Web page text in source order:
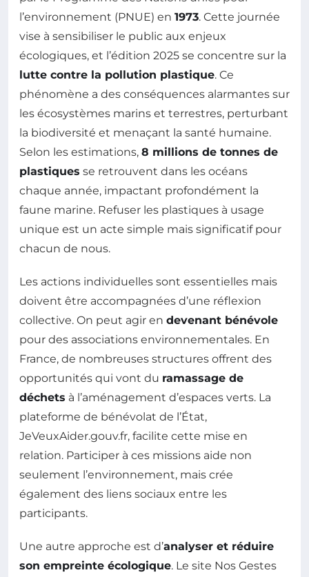
l’environnement (PNUE) en 1973. Cette journée
vise à sensibiliser le public aux enjeux
écologiques, et l’édition 2025 se concentre sur la
lutte contre la pollution plastique. Ce
phénomène a des conséquences alarmantes sur
les écosystèmes marins et terrestres, perturbant
la biodiversité et menaçant la santé humaine.
Selon les estimations, 8 millions de tonnes de
plastiques se retrouvent dans les océans
chaque année, impactant profondément la
faune marine. Refuser les plastiques à usage
unique est un acte simple mais significatif pour
chacun de nous.
Les actions individuelles sont essentielles mais
doivent être accompagnées d’une réflexion
collective. On peut agir en devenant bénévole
pour des associations environnementales. En
France, de nombreuses structures offrent des
opportunités qui vont du ramassage de
déchets à l’aménagement d’espaces verts. La
plateforme de bénévolat de l’État,
JeVeuxAider.gouv.fr, facilite cette mise en
relation. Participer à ces missions aide non
seulement l’environnement, mais crée
également des liens sociaux entre les
participants.
Une autre approche est d’analyser et réduire
son empreinte écologique. Le site Nos Gestes